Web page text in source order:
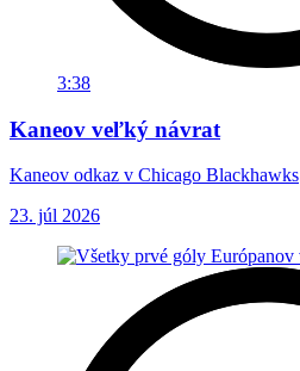
3:38
Kaneov veľký návrat
Kaneov odkaz v Chicago Blackhawks
23. júl 2026